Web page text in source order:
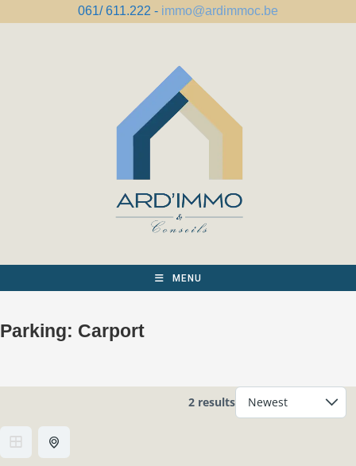
061/ 611.222 - immo@ardimmoc.be
MENU
Parking: Carport
2 results